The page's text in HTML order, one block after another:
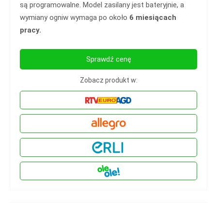
są programowalne. Model zasilany jest bateryjnie, a
wymiany ogniw wymaga po około 6 miesiącach
pracy.
Sprawdź cenę
Zobacz produkt w: